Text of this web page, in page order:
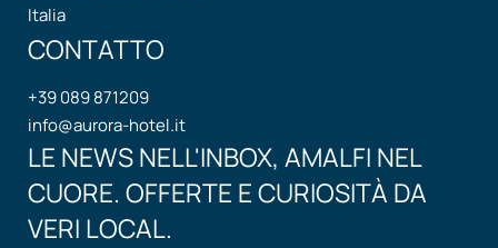
Italia
CONTATTO
+39 089 871209
info@aurora-hotel.it
LE NEWS NELL'INBOX, AMALFI NEL
CUORE. OFFERTE E CURIOSITÀ DA
VERI LOCAL.